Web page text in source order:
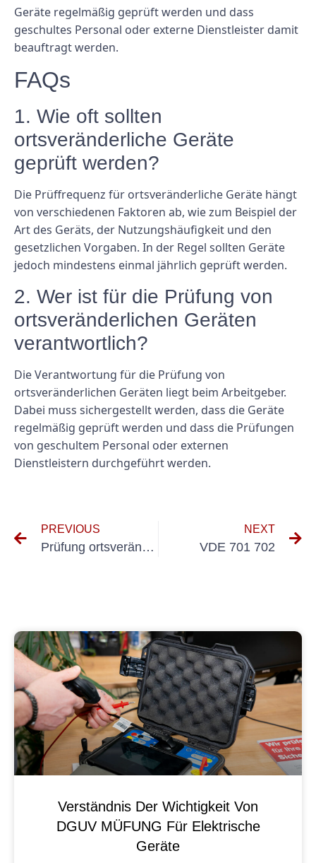
Geräte regelmäßig geprüft werden und dass
geschultes Personal oder externe Dienstleister damit
beauftragt werden.
FAQs
1. Wie oft sollten
ortsveränderliche Geräte
geprüft werden?
Die Prüffrequenz für ortsveränderliche Geräte hängt
von verschiedenen Faktoren ab, wie zum Beispiel der
Art des Geräts, der Nutzungshäufigkeit und den
gesetzlichen Vorgaben. In der Regel sollten Geräte
jedoch mindestens einmal jährlich geprüft werden.
2. Wer ist für die Prüfung von
ortsveränderlichen Geräten
verantwortlich?
Die Verantwortung für die Prüfung von
ortsveränderlichen Geräten liegt beim Arbeitgeber.
Dabei muss sichergestellt werden, dass die Geräte
regelmäßig geprüft werden und dass die Prüfungen
von geschultem Personal oder externen
Dienstleistern durchgeführt werden.
PREVIOUS
Prüfung ortsveränderlicher elektrischer Betriebsmittelpreise
NEXT
VDE 701 702
Verständnis Der Wichtigkeit Von
DGUV MÜFUNG Für Elektrische
Geräte